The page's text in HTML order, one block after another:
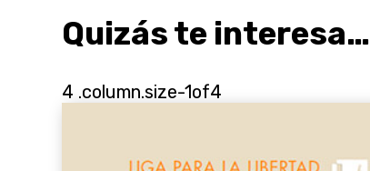
Quizás te interesa…